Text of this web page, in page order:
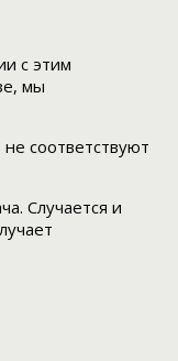
с этим
мы
соответствуют
Случается и